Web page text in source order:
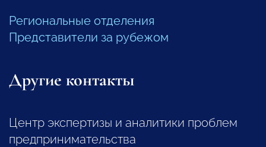
Региональные отделения
Представители за рубежом
Другие контакты
Центр экспертизы и аналитики проблем
предпринимательства